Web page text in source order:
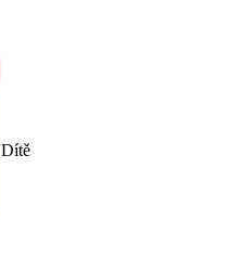
Dítě